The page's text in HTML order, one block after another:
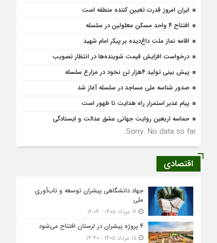
ایران امروز قدرت تعیین کننده منطقه است
افتتاح ۴ واحد مسکن معلولین در سلسله
اقامه نماز ملت داغ‌دیده بر پیکر امام شهید
درخواست افزایش قیمت شوینده‌ها در انتظار تصویب
پیش بینی تولید ۴هزار تن نخود در مزارع سلسله
صدور شناسه ملی مساجد در سلسله آغاز شد
پیام غدیر استمرار راه هدایت تا ظهور است
حماسه اربعین روایت جهانی عشق عدالت و ایستادگی
Sorry. No data so far.
اقتصادی
جهاد دانشگاهی پیشران توسعه و تاب‌آوری
ملی
۱۶ مرداد ۱۴۰۵ - ۱۹:۰۴
۴ پروژه پیشران در لرستان افتتاح می‌شود
۱۵ مرداد ۱۴۰۵ - ۱۴:۴۰